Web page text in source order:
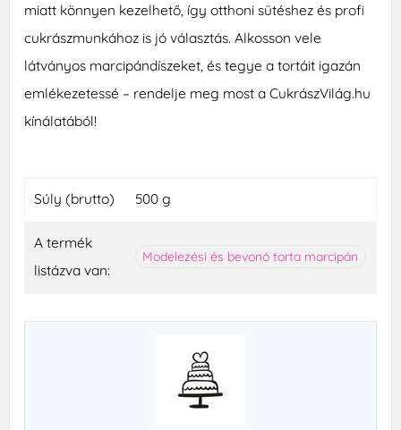
miatt könnyen kezelhető, így otthoni sütéshez és profi
cukrászmunkához is jó választás. Alkosson vele
látványos marcipándíszeket, és tegye a tortáit igazán
emlékezetessé – rendelje meg most a CukrászVilág.hu
kínálatából!
Súly (brutto) 500 g
A termék
listázva van:
Modelezési és bevonó torta marcipán